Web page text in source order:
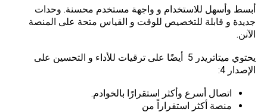
أبسط وأسهل للاستخدام و واجهة مستخدم محسنة. وحدات
جديدة و قابلة للتخصيص للوقت و القياس متحة على المنصة
الآنن.
يحتوي ميتاتريدر 5 أيضًا على ترقيات للأداء و التحسين على
الإصدار 4:
اتصال أسرع وأكثر استقرارًا بالخوادم.
منصة أكثر استقراراً من